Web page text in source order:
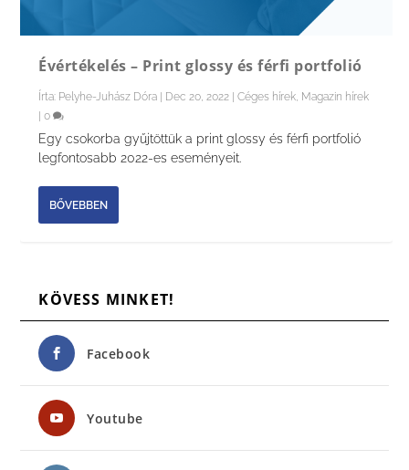
Évértékelés – Print glossy és férfi portfolió
Írta: Pelyhe-Juhász Dóra Dec 20, 2022 |Céges hírek, Magazin hírek
|0
Egy csokorba gyűjtöttük a print glossy és férfi portfolió
legfontosabb 2022-es eseményeit.
BŐVEBBEN
KÖVESS MINKET!
Facebook
Youtube